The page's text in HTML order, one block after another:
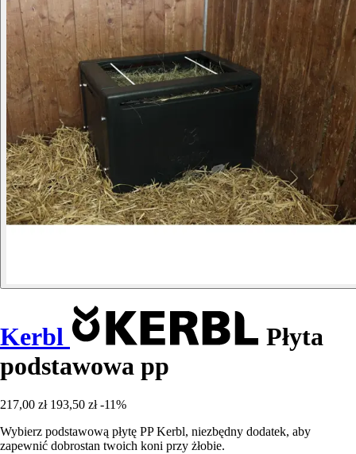
Kerbl
Płyta
podstawowa pp
217,00 zł 193,50 zł -11%
Wybierz podstawową płytę PP Kerbl, niezbędny dodatek, aby
zapewnić dobrostan twoich koni przy żłobie.